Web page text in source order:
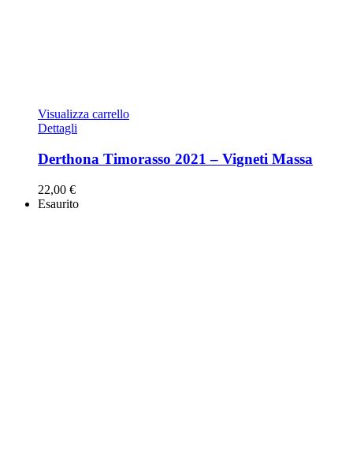
Visualizza carrello
Dettagli
Derthona Timorasso 2021 – Vigneti Massa
22,00 €
Esaurito